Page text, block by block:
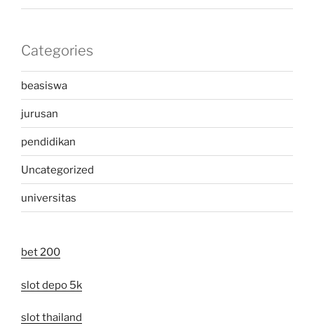
Categories
beasiswa
jurusan
pendidikan
Uncategorized
universitas
bet 200
slot depo 5k
slot thailand